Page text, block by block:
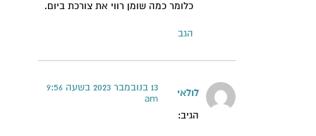
קרן אן גיימן
כלומר כמה שומן רווי את צורכת ביום.
הגב
לולאי
הגיב:
13 בנובמבר 2023 בשעה 9:56
am